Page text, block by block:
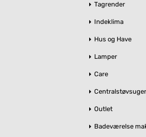
Tagrender
Indeklima
Hus og Have
Lamper
Care
Centralstøvsuger
Outlet
Badeværelse